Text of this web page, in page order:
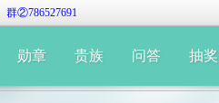
群②786527691
勋章 贵族 问答 抽奖